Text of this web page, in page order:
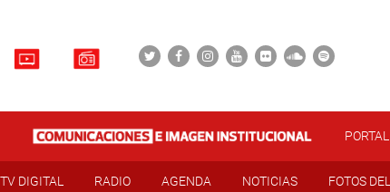
PORTAL
TV DIGITAL RADIO AGENDA NOTICIAS FOTOS